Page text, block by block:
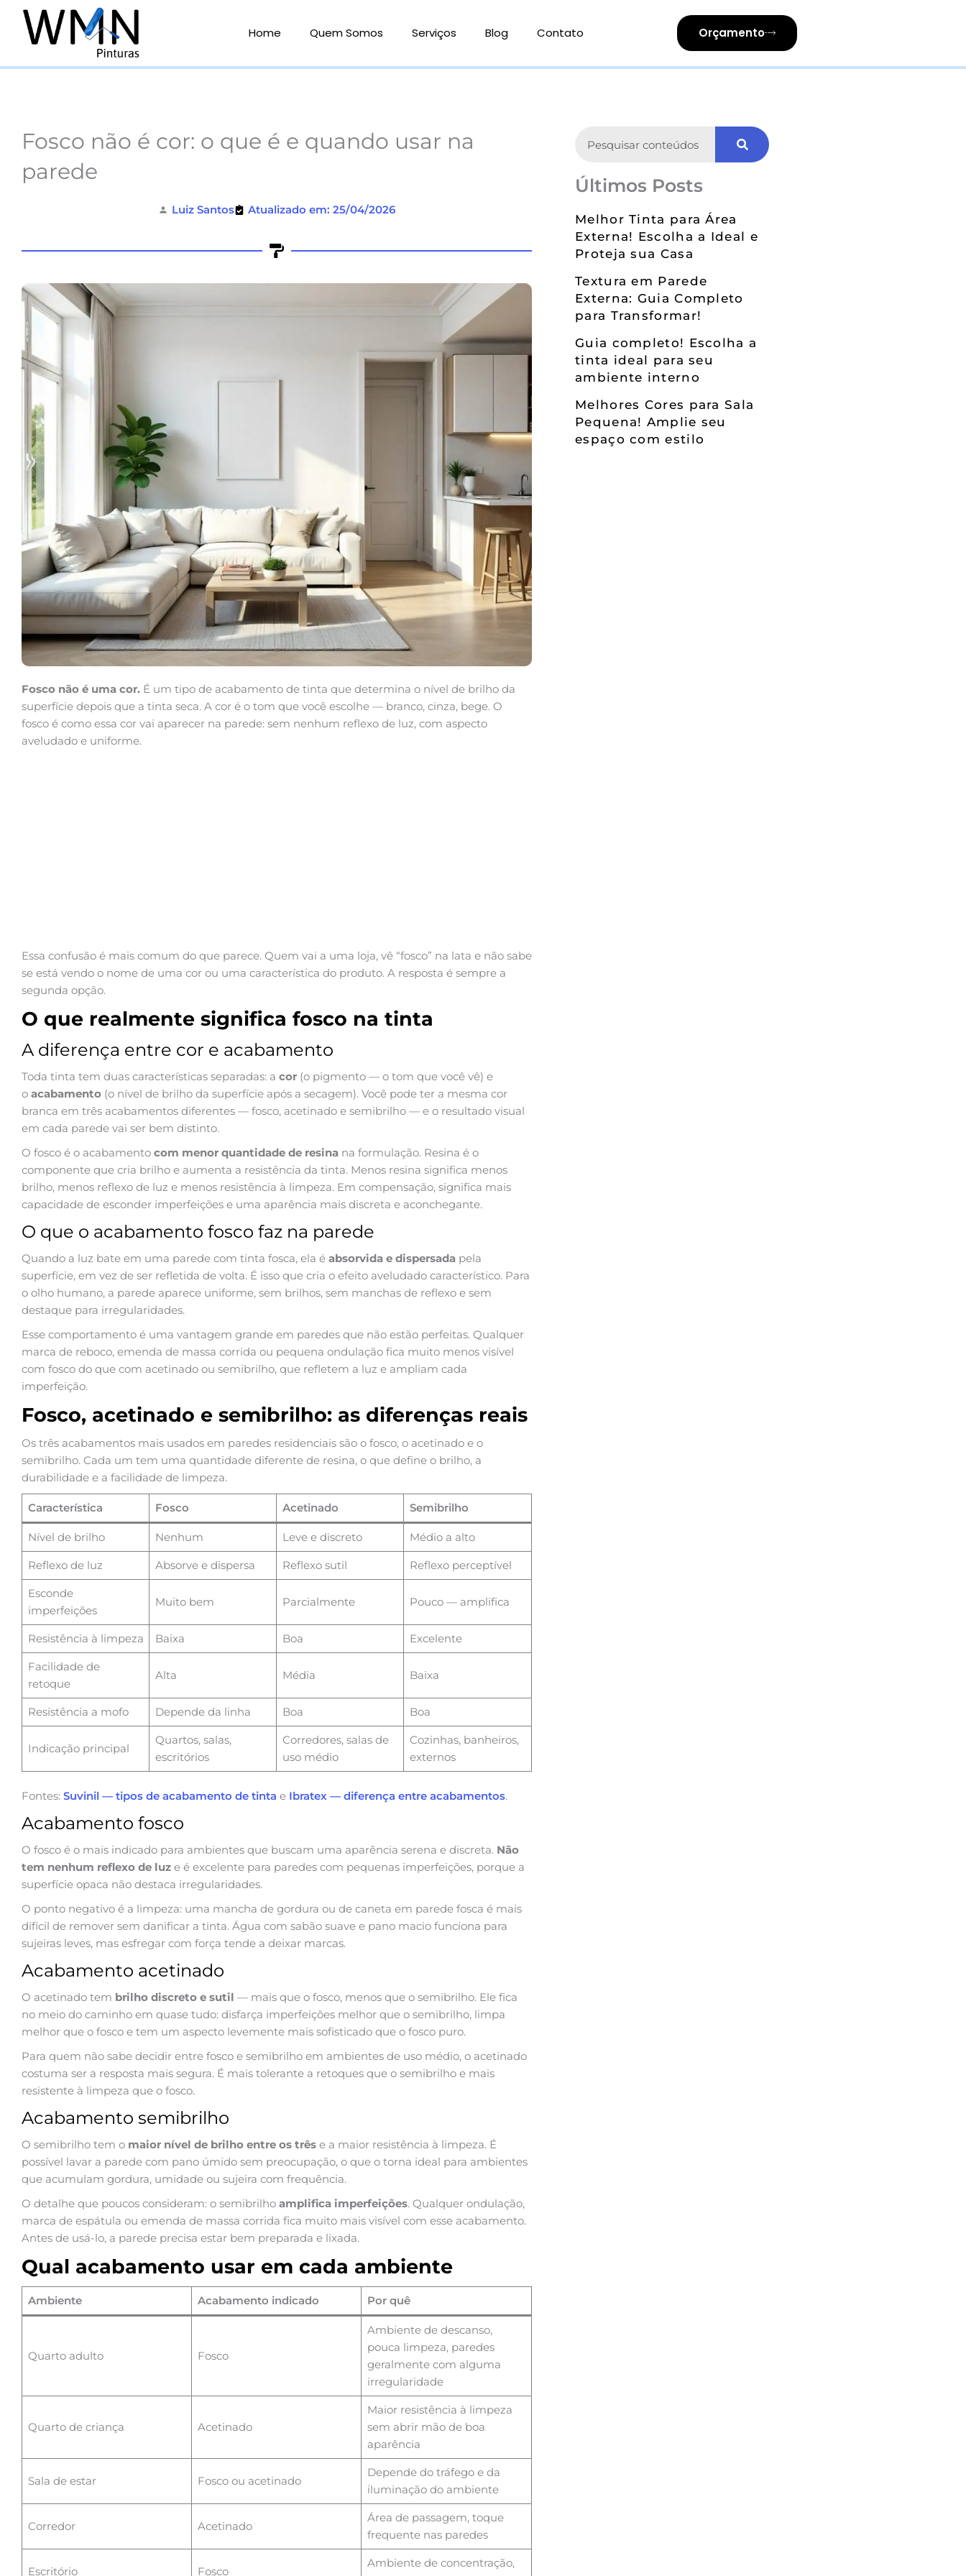
Home Quem Somos Serviços Blog Contato Orçamento
Fosco não é cor: o que é e quando usar na
parede
Luiz Santos Atualizado em: 25/04/2026
Fosco não é uma cor. É um tipo de acabamento de tinta que determina o nível de brilho da
superfície depois que a tinta seca. A cor é o tom que você escolhe — branco, cinza, bege. O
fosco é como essa cor vai aparecer na parede: sem nenhum reflexo de luz, com aspecto
aveludado e uniforme.
Essa confusão é mais comum do que parece. Quem vai a uma loja, vê “fosco” na lata e não sabe
se está vendo o nome de uma cor ou uma característica do produto. A resposta é sempre a
segunda opção.
O que realmente significa fosco na tinta
A diferença entre cor e acabamento
Toda tinta tem duas características separadas: a cor (o pigmento — o tom que você vê) e
o acabamento (o nível de brilho da superfície após a secagem). Você pode ter a mesma cor
branca em três acabamentos diferentes — fosco, acetinado e semibrilho — e o resultado visual
em cada parede vai ser bem distinto.
O fosco é o acabamento com menor quantidade de resina na formulação. Resina é o
componente que cria brilho e aumenta a resistência da tinta. Menos resina significa menos
brilho, menos reflexo de luz e menos resistência à limpeza. Em compensação, significa mais
capacidade de esconder imperfeições e uma aparência mais discreta e aconchegante.
O que o acabamento fosco faz na parede
Quando a luz bate em uma parede com tinta fosca, ela é absorvida e dispersada pela
superfície, em vez de ser refletida de volta. É isso que cria o efeito aveludado característico. Para
o olho humano, a parede aparece uniforme, sem brilhos, sem manchas de reflexo e sem
destaque para irregularidades.
Esse comportamento é uma vantagem grande em paredes que não estão perfeitas. Qualquer
marca de reboco, emenda de massa corrida ou pequena ondulação fica muito menos visível
com fosco do que com acetinado ou semibrilho, que refletem a luz e ampliam cada
imperfeição.
Fosco, acetinado e semibrilho: as diferenças reais
Os três acabamentos mais usados em paredes residenciais são o fosco, o acetinado e o
semibrilho. Cada um tem uma quantidade diferente de resina, o que define o brilho, a
durabilidade e a facilidade de limpeza.
Característica Fosco Acetinado Semibrilho
Nível de brilho Nenhum Leve e discreto Médio a alto
Reflexo de luz Absorve e dispersa Reflexo sutil Reflexo perceptível
Esconde
imperfeições
Muito bem Parcialmente Pouco — amplifica
Resistência à limpeza Baixa Boa Excelente
Facilidade de
retoque
Alta Média Baixa
Resistência a mofo Depende da linha Boa Boa
Indicação principal
Quartos, salas,
escritórios
Corredores, salas de
uso médio
Cozinhas, banheiros,
externos
Fontes: Suvinil — tipos de acabamento de tinta e Ibratex — diferença entre acabamentos.
Acabamento fosco
O fosco é o mais indicado para ambientes que buscam uma aparência serena e discreta. Não
tem nenhum reflexo de luz e é excelente para paredes com pequenas imperfeições, porque a
superfície opaca não destaca irregularidades.
O ponto negativo é a limpeza: uma mancha de gordura ou de caneta em parede fosca é mais
difícil de remover sem danificar a tinta. Água com sabão suave e pano macio funciona para
sujeiras leves, mas esfregar com força tende a deixar marcas.
Acabamento acetinado
O acetinado tem brilho discreto e sutil — mais que o fosco, menos que o semibrilho. Ele fica
no meio do caminho em quase tudo: disfarça imperfeições melhor que o semibrilho, limpa
melhor que o fosco e tem um aspecto levemente mais sofisticado que o fosco puro.
Para quem não sabe decidir entre fosco e semibrilho em ambientes de uso médio, o acetinado
costuma ser a resposta mais segura. É mais tolerante a retoques que o semibrilho e mais
resistente à limpeza que o fosco.
Acabamento semibrilho
O semibrilho tem o maior nível de brilho entre os três e a maior resistência à limpeza. É
possível lavar a parede com pano úmido sem preocupação, o que o torna ideal para ambientes
que acumulam gordura, umidade ou sujeira com frequência.
O detalhe que poucos consideram: o semibrilho amplifica imperfeições. Qualquer ondulação,
marca de espátula ou emenda de massa corrida fica muito mais visível com esse acabamento.
Antes de usá-lo, a parede precisa estar bem preparada e lixada.
Qual acabamento usar em cada ambiente
Ambiente Acabamento indicado Por quê
Quarto adulto Fosco
Ambiente de descanso,
pouca limpeza, paredes
geralmente com alguma
irregularidade
Quarto de criança Acetinado
Maior resistência à limpeza
sem abrir mão de boa
aparência
Sala de estar Fosco ou acetinado
Depende do tráfego e da
iluminação do ambiente
Corredor Acetinado
Área de passagem, toque
frequente nas paredes
Escritório Fosco
Ambiente de concentração,
Últimos Posts
Melhor Tinta para Área
Externa! Escolha a Ideal e
Proteja sua Casa
Textura em Parede
Externa: Guia Completo
para Transformar!
Guia completo! Escolha a
tinta ideal para seu
ambiente interno
Melhores Cores para Sala
Pequena! Amplie seu
espaço com estilo